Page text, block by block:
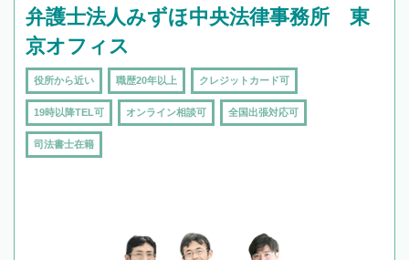
弁護士法人みずほ中央法律事務所 東
京オフィス
役所から近い 職歴20年以上 クレジットカード可
19時以降TEL可 オンライン相談可 全国出張対応可
司法書士在籍